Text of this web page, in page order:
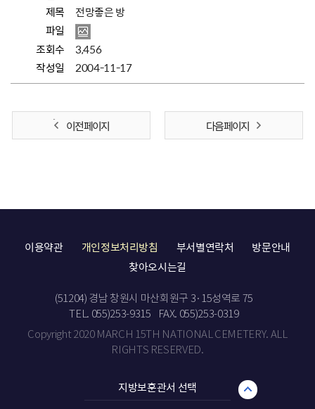
제목
전망좋은 방
파일
조회수
3,456
작성일
2004-11-17
이전 페이지 다음 페이지
이용약관 개인정보처리방침 부서별연락처
방문안내
찾아오시는길
(51204) 경남 창원시 마산회원구 3·15성역로 75
TEL. 055)253-9315
FAX. 055)253-0319
Copyright 2020 MARCH 15TH NATIONAL CEMETERY. ALL
RIGHTS RESERVED.
지방보훈관서 선택